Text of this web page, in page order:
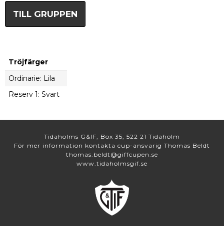
TILL GRUPPEN
Tröjfärger
Ordinarie: Lila
Reserv 1: Svart
Tidaholms G&IF, Box 35, 522 21 Tidaholm
För mer information kontakta cup-ansvarig Thomas Beldt
thomas.beldt@giffcupen.se
www.tidaholmsgif.se